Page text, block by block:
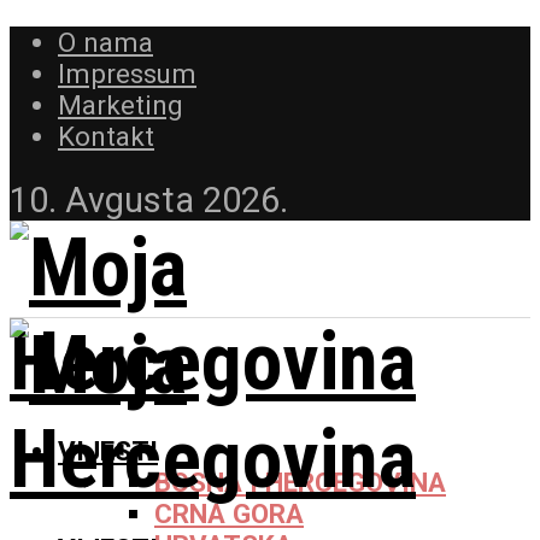
O nama
Impressum
Marketing
Kontakt
10. Avgusta 2026.
VIJESTI
BOSNA I HERCEGOVINA
CRNA GORA